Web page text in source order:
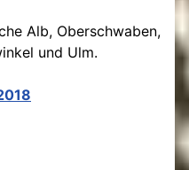
Alb, Oberschwaben,
und Ulm.